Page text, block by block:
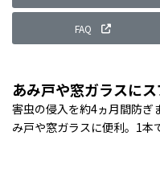
FAQ
あみ戸や窓ガラスにス
害虫の侵入を約4ヵ月間防ぎ
み戸や窓ガラスに便利。1本